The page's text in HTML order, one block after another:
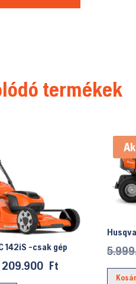
termékek
142iS -csak gép
Original
price
209.900 Ft